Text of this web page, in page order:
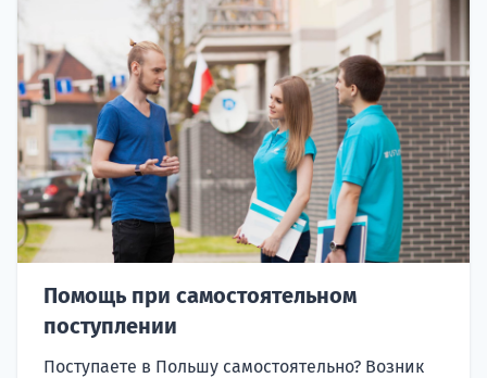
Помощь при самостоятельном
поступлении
Поступаете в Польшу самостоятельно? Возник